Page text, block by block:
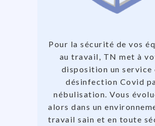
Pour la sécurité de vos
au travail, TN met à
disposition un service
désinfection Covid
nébulisation. Vous
alors dans un
travail sain et en toute